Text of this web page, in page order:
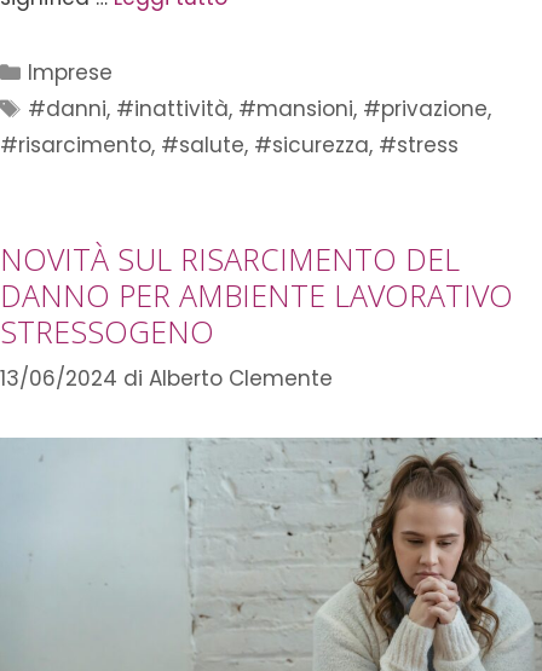
Imprese
#danni, #inattività, #mansioni, #privazione,
#risarcimento, #salute, #sicurezza, #stress
NOVITÀ SUL RISARCIMENTO DEL
DANNO PER AMBIENTE LAVORATIVO
STRESSOGENO
13/06/2024 di Alberto Clemente